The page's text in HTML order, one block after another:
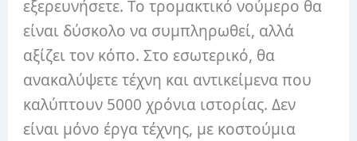
εξερευνήσετε. Το τρομακτικό νούμερο θα
είναι δύσκολο να συμπληρωθεί, αλλά
αξίζει τον κόπο. Στο εσωτερικό, θα
ανακαλύψετε τέχνη και αντικείμενα που
καλύπτουν 5000 χρόνια ιστορίας. Δεν
είναι μόνο έργα τέχνης, με κοστούμια